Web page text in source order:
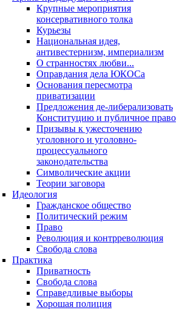
Крупные мероприятия
консервативного толка
Курьезы
Национальная идея,
антивестернизм, империализм
О странностях любви...
Оправдания дела ЮКОСа
Основания пересмотра
приватизации
Предложения де-либерализовать
Конституцию и публичное право
Призывы к ужесточению
уголовного и уголовно-
процессуального
законодательства
Символические акции
Теории заговора
Идеология
Гражданское общество
Политический режим
Право
Революция и контрреволюция
Свобода слова
Практика
Приватность
Свобода слова
Справедливые выборы
Хорошая полиция